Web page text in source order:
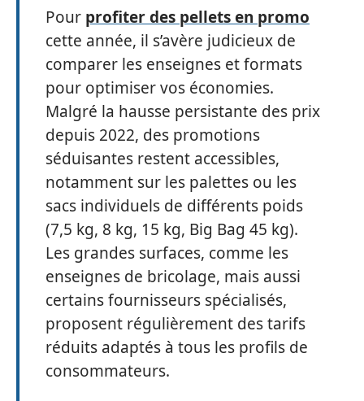
Pour profiter des pellets en promo
cette année, il s’avère judicieux de
comparer les enseignes et formats
pour optimiser vos économies.
Malgré la hausse persistante des prix
depuis 2022, des promotions
séduisantes restent accessibles,
notamment sur les palettes ou les
sacs individuels de différents poids
(7,5 kg, 8 kg, 15 kg, Big Bag 45 kg).
Les grandes surfaces, comme les
enseignes de bricolage, mais aussi
certains fournisseurs spécialisés,
proposent régulièrement des tarifs
réduits adaptés à tous les profils de
consommateurs.